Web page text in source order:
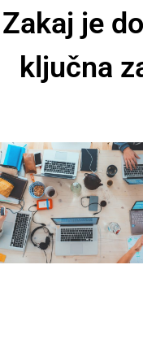
Zakaj je
ključna